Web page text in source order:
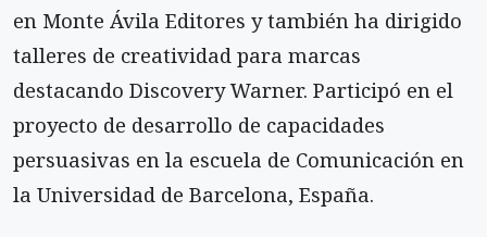
en Monte Ávila Editores y también ha dirigido
talleres de creatividad para marcas
destacando Discovery Warner. Participó en el
proyecto de desarrollo de capacidades
persuasivas en la escuela de Comunicación en
la Universidad de Barcelona, España.